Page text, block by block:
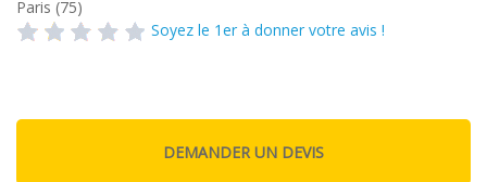
Paris (75)
Soyez le 1er à donner votre avis !